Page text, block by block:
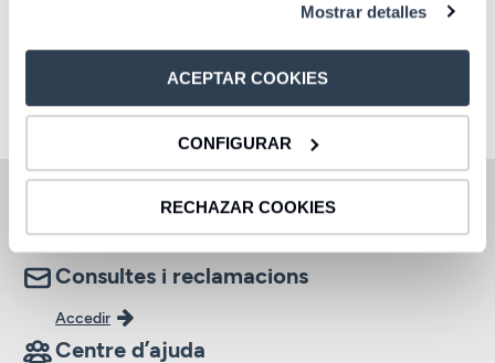
Mostrar detalles
ACEPTAR COOKIES
CONFIGURAR
RECHAZAR COOKIES
Oficines i caixers automàtics
Consultes i reclamacions
Accedir
Centre d’ajuda